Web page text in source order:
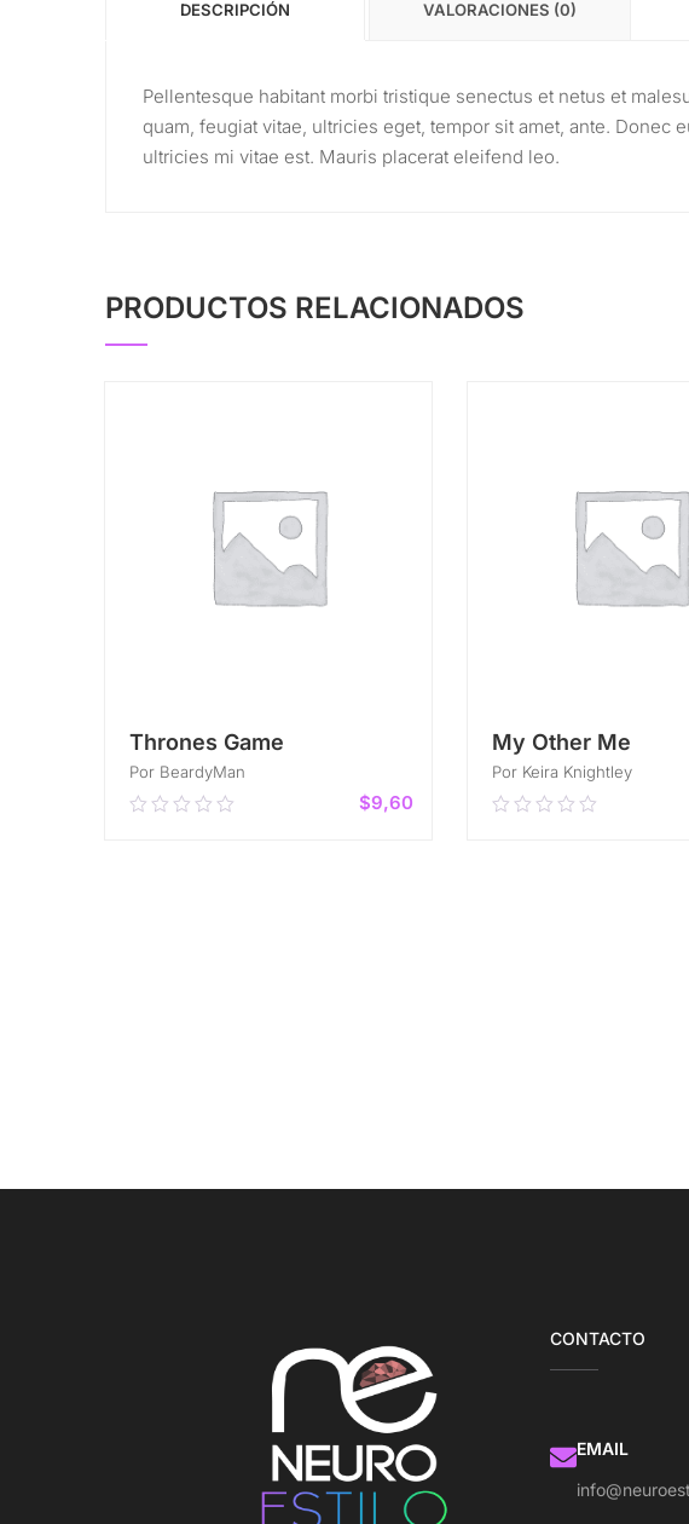
DESCRIPCIÓN VALORACIONES (0)
Pellentesque habitant morbi tristique senectus et netus et
quam, feugiat vitae, ultricies eget, tempor sit amet, ante. Donec
ultricies mi vitae est. Mauris placerat eleifend leo.
PRODUCTOS RELACIONADOS
Thrones Game
Por BeardyMan
0.00
$9,60
My Other Me
Por Keira Knightley
0.00
CONTACTO
EMAIL